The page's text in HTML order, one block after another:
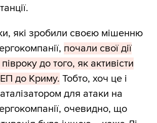
які зробили своєю мішенню
почали свої дії
до того, як активісти
до Криму. Тобто, хоч це і
для атаки на
очевидно, що